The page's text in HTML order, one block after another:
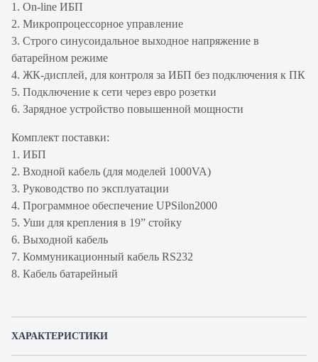
1. On-line ИБП
2. Микропроцессорное управление
3. Строго синусоидальное выходное напряжение в
батарейном режиме
4. ЖК-дисплей, для контроля за ИБП без подключения к ПК
5. Подключение к сети через евро розетки
6. Зарядное устройство повышенной мощности
Комплект поставки:
1. ИБП
2. Входной кабель (для моделей 1000VA)
3. Руководство по эксплуатации
4. Программное обеспечение UPSilon2000
5. Уши для крепления в 19” стойку
6. Выходной кабель
7. Коммуникационный кабель RS232
8. Кабель батарейный
ХАРАКТЕРИСТИКИ